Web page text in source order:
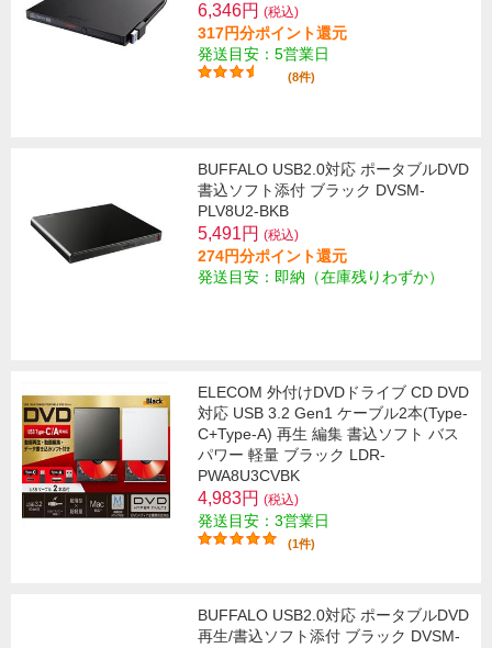
6,346円 (税込)
317円分ポイント還元
発送目安：5営業日
(8件)
BUFFALO USB2.0対応 ポータブルDVD
書込ソフト添付 ブラック DVSM-
PLV8U2-BKB
5,491円 (税込)
274円分ポイント還元
発送目安：即納（在庫残りわずか）
ELECOM 外付けDVDドライブ CD DVD
対応 USB 3.2 Gen1 ケーブル2本(Type-
C+Type-A) 再生 編集 書込ソフト バス
パワー 軽量 ブラック LDR-
PWA8U3CVBK
4,983円 (税込)
発送目安：3営業日
(1件)
BUFFALO USB2.0対応 ポータブルDVD
再生/書込ソフト添付 ブラック DVSM-